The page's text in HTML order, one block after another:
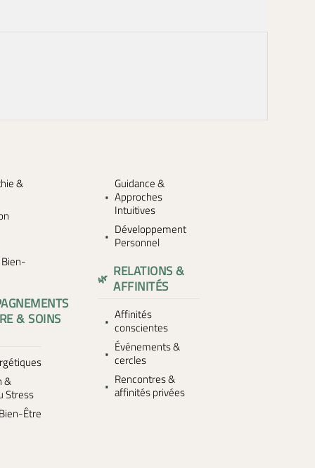
&
& SOINS
&
Stress
Être
Guidance &
Approches
Intuitives
Développement
Personnel
RELATIONS &
AFFINITÉS
Affinités
conscientes
Événements &
cercles
Rencontres &
affinités privées